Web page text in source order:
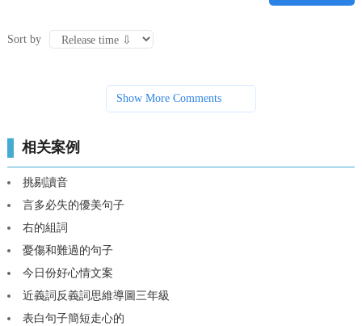
Sort by
Show More Comments
相关案例
挑剔讀音
言多必失的優美句子
右的組詞
憂傷和難過的句子
今日份好心情文案
近義詞反義詞思維導圖三年級
表白句子簡短走心的